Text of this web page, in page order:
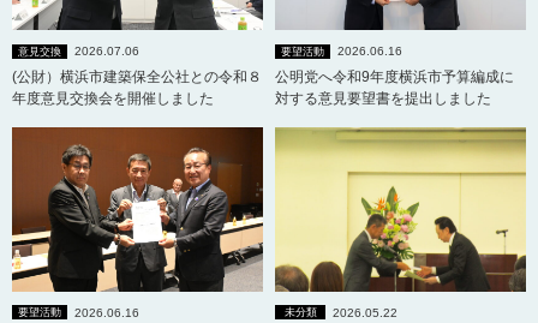
意見交換 2026.07.06
(公財）横浜市建築保全公社との令和８
年度意見交換会を開催しました
要望活動 2026.06.16
公明党へ令和9年度横浜市予算編成に
対する意見要望書を提出しました
要望活動 2026.06.16 未分類 2026.05.22